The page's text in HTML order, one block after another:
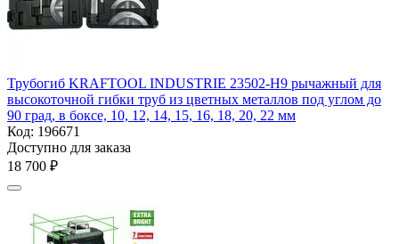
Трубогиб KRAFTOOL INDUSTRIE 23502-H9 рычажный для
высокоточной гибки труб из цветных металлов под углом до
90 град, в боксе, 10, 12, 14, 15, 16, 18, 20, 22 мм
Код: 196671
Доступно для заказа
18 700 ₽